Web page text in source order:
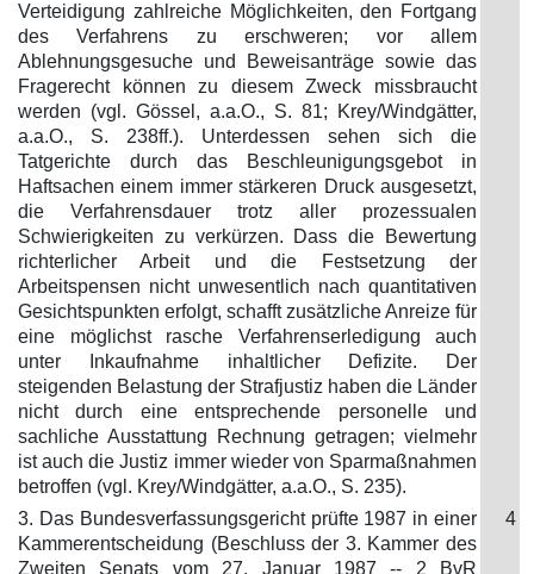
Verteidigung zahlreiche Möglichkeiten, den Fortgang
des Verfahrens zu erschweren; vor allem
Ablehnungsgesuche und Beweisanträge sowie das
Fragerecht können zu diesem Zweck missbraucht
werden (vgl. Gössel, a.a.O., S. 81; Krey/Windgätter,
a.a.O., S. 238ff.). Unterdessen sehen sich die
Tatgerichte durch das Beschleunigungsgebot in
Haftsachen einem immer stärkeren Druck ausgesetzt,
die Verfahrensdauer trotz aller prozessualen
Schwierigkeiten zu verkürzen. Dass die Bewertung
richterlicher Arbeit und die Festsetzung der
Arbeitspensen nicht unwesentlich nach quantitativen
Gesichtspunkten erfolgt, schafft zusätzliche Anreize für
eine möglichst rasche Verfahrenserledigung auch
unter Inkaufnahme inhaltlicher Defizite. Der
steigenden Belastung der Strafjustiz haben die Länder
nicht durch eine entsprechende personelle und
sachliche Ausstattung Rechnung getragen; vielmehr
ist auch die Justiz immer wieder von Sparmaßnahmen
betroffen (vgl. Krey/Windgätter, a.a.O., S. 235).
3. Das Bundesverfassungsgericht prüfte 1987 in einer
Kammerentscheidung (Beschluss der 3. Kammer des
Zweiten Senats vom 27. Januar 1987 -- 2 BvR
4